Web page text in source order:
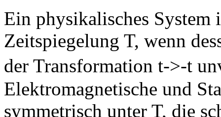
Ein physikalisches System
Zeitspiegelung T, wenn
der Transformation t->-t
Elektromagnetische und
symmetrisch unter T, die